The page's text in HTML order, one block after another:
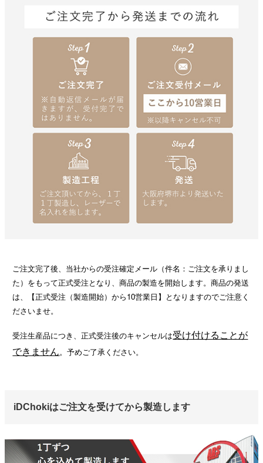
ご注文完了後、当社からの受注確定メール（件名：ご注文を承りまし
た）をもって正式受注となり、商品の製造を開始します。商品の発送
は、【正式受注（製造開始）から10営業日】となりますのでご注意く
ださいませ。
受注生産品につき、正式受注後のキャンセルは受け付けることが
できません。予めご了承ください。
iDChokiはご注文を受けてから製造します